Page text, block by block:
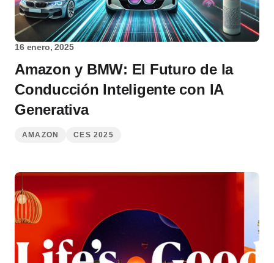
16 enero, 2025
Amazon y BMW: El Futuro de la
Conducción Inteligente con IA
Generativa
AMAZON CES 2025